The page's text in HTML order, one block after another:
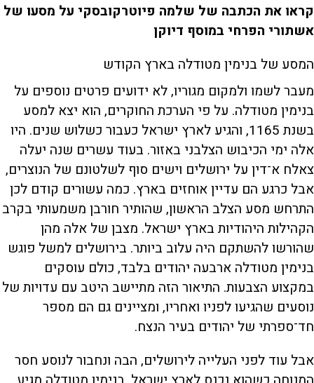
קראו את הכתבה של שלמה פיוטרקובסקי על מסעו של
אשתורי הפרחי במוסף דיוקן
המסע של בנימין מטודלה בארץ הקודש
מעבר לשמו ולמקום מגוריו, לא ידועים פרטים נוספים על
בנימין מטודלה. על פי הערכת החוקרים, הוא יצא למסע
בשנת 1165, והגיע לארץ ישראל כעבור כשלוש שנים. היו
אלה ימי הכיבוש הצלבני באזור. בעוד עשרים שנה יעלה
צאלח א־דין על ירושלים וישים סוף לשלטונם של הנוצרים,
אבל כרגע הם עדיין אוחזים בארץ. כמה עשורים קודם לכן
התרחש מסע הצלב הראשון, שהותיר חורבן משמעותי בקרב
הקהילות היהודיות בארץ ישראל. מצבן של אלה מהן
שהורשו להשתקם היה עלוב ביותר. בירושלים למשל פוגש
בנימין מטודלה ארבעה יהודים בלבד, כולם עוסקים
במקצוע הצבעות. התיאור הזה מתיישב היטב עם עדויות של
נוסעים שהגיעו לפניו ואחריו, ומציינים גם הם מספר
חד־ספרתי של יהודים בעיר הנצח.
אבל עוד לפני העלייה לירושלים, הבה ונחבור לנוסע חסר